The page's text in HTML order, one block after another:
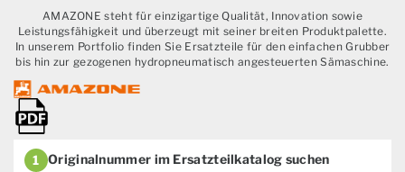
AMAZONE steht für einzigartige Qualität, Innovation sowie
Leistungsfähigkeit und überzeugt mit seiner breiten Produktpalette.
In unserem Portfolio finden Sie Ersatzteile für den einfachen Grubber
bis hin zur gezogenen hydropneumatisch angesteuerten Sämaschine.
1 Originalnummer im Ersatzteilkatalog suchen